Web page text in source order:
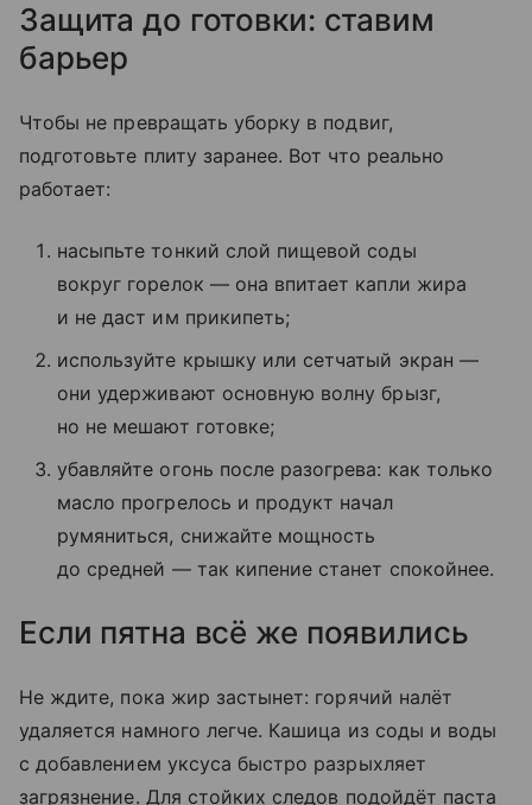
Защита до готовки: ставим
барьер
Чтобы не превращать уборку в подвиг,
подготовьте плиту заранее. Вот что реально
работает:
насыпьте тонкий слой пищевой соды
вокруг горелок — она впитает капли жира
и не даст им прикипеть;
используйте крышку или сетчатый экран —
они удерживают основную волну брызг,
но не мешают готовке;
убавляйте огонь после разогрева: как только
масло прогрелось и продукт начал
румяниться, снижайте мощность
до средней — так кипение станет спокойнее.
Если пятна всё же появились
Не ждите, пока жир застынет: горячий налёт
удаляется намного легче. Кашица из соды и воды
с добавлением уксуса быстро разрыхляет
загрязнение. Для стойких следов подойдёт паста